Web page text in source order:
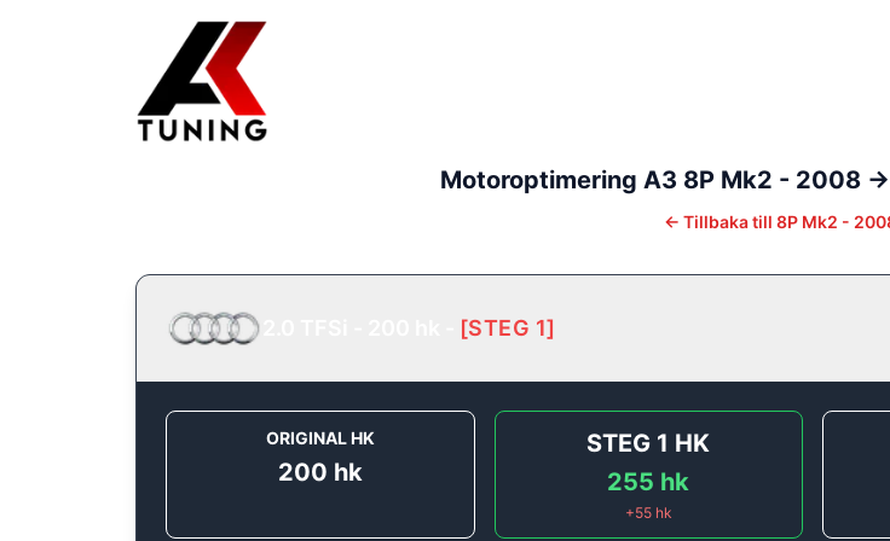
Motoroptimering A3 8P Mk2 - 2008 -
← Tillbaka till 8P Mk2 -
[STEG 1]
ORIGINAL HK
200 hk
STEG 1 HK
255 hk
+55hk